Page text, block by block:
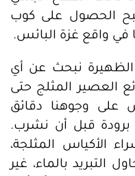
الحصول على كوب
في واقع غزة البائس.
نبحث عن أي
العصير المثلج حتى
على وجوهنا دقائق
قبل أن نشرب.
الأكياس المثلجة،
التبريد بالماء، غير